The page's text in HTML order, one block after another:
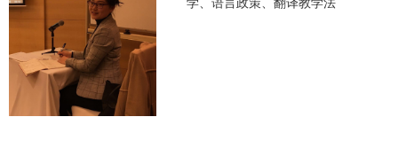
学、语言政策、翻译教学法